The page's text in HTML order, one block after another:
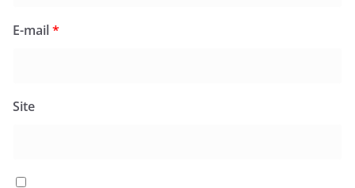
E-mail*
Site